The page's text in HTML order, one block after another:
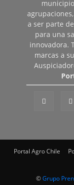
a ser parte
para una
innovadora.
marcas a
Portal Agro Chile
©Grupo